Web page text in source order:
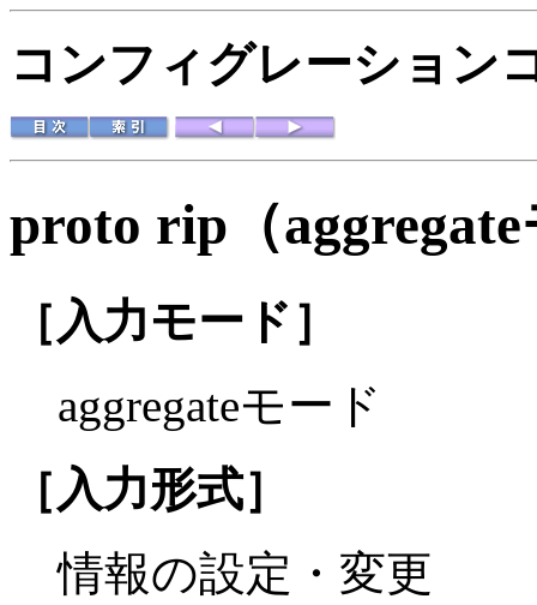
コンフィグレーション
proto rip（
［入力モード］
aggregateモード
［入力形式］
情報の設定・変更